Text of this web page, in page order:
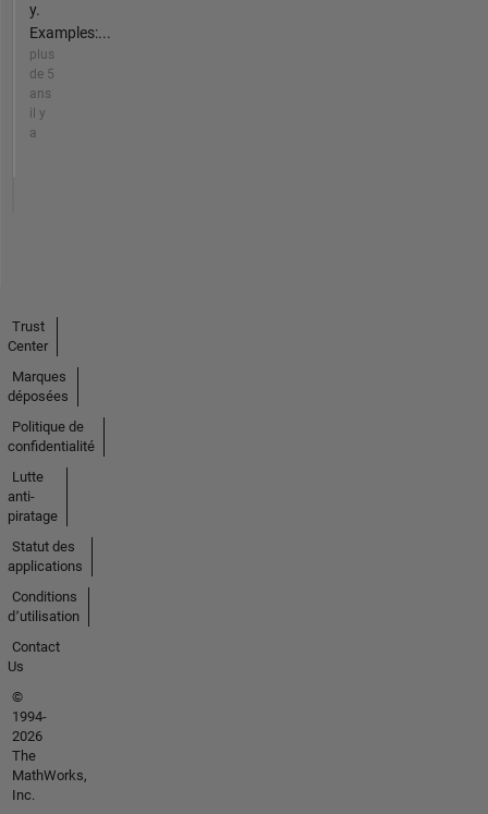
y.
Examples:...
plus
de 5
ans
il y
a
Trust
Center
Marques
déposées
Politique de
confidentialité
Lutte
anti-
piratage
Statut des
applications
Conditions
d՚utilisation
Contact
Us
©
1994-
2026
The
MathWorks,
Inc.